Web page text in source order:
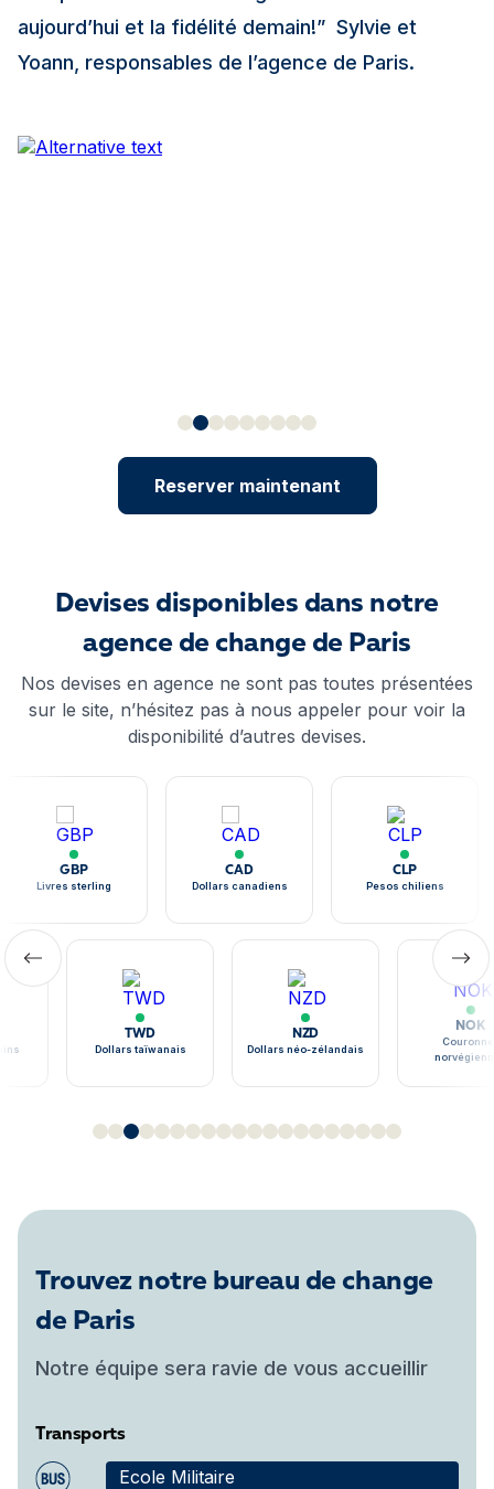
aujourd’hui et la fidélité demain!” Sylvie et
Yoann, responsables de l’agence de Paris.
Reserver maintenant
Devises disponibles dans notre
agence de change de Paris
Nos devises en agence ne sont pas toutes présentées
sur le site, n’hésitez pas à nous appeler pour voir la
disponibilité d’autres devises.
GBP
Livres sterling
CAD
Dollars canadiens
CLP
Pesos chiliens
TWD
Dollars taïwanais
NZD
Dollars néo-zélandais
NOK
Trouvez notre bureau de change
de Paris
Notre équipe sera ravie de vous accueillir
Transports
Ecole Militaire